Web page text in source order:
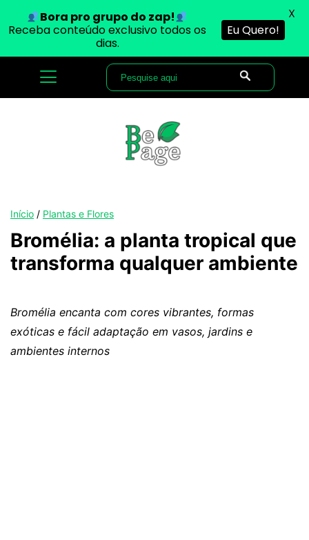
Início / Plantas e Flores
Bromélia: a planta tropical que
transforma qualquer ambiente
Bromélia encanta com cores vibrantes, formas
exóticas e fácil adaptação em vasos, jardins e
ambientes internos
Bora pro grupo do zap!
Receba conteúdo exclusivo todos os
dias.
Eu Quero!
X